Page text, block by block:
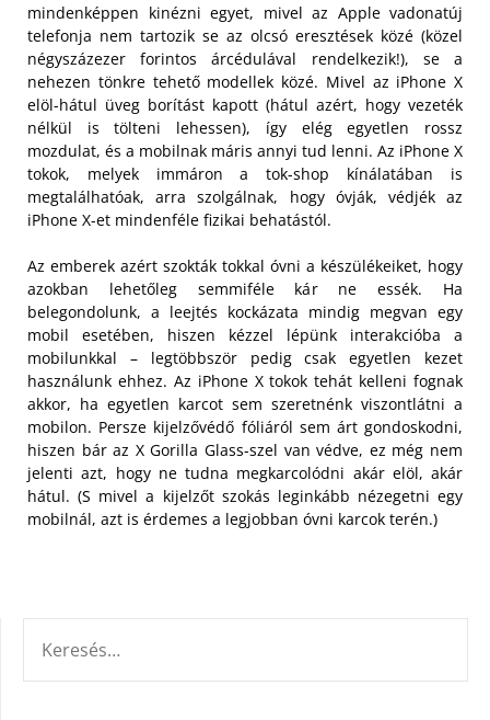
mindenképpen kinézni egyet, mivel az Apple vadonatúj
telefonja nem tartozik se az olcsó eresztések közé (közel
négyszázezer forintos árcédulával rendelkezik!), se a
nehezen tönkre tehető modellek közé. Mivel az iPhone X
elöl-hátul üveg borítást kapott (hátul azért, hogy vezeték
nélkül is tölteni lehessen), így elég egyetlen rossz
mozdulat, és a mobilnak máris annyi tud lenni. Az iPhone X
tokok, melyek immáron a tok-shop kínálatában is
megtalálhatóak, arra szolgálnak, hogy óvják, védjék az
iPhone X-et mindenféle fizikai behatástól.
Az emberek azért szokták tokkal óvni a készülékeiket, hogy
azokban lehetőleg semmiféle kár ne essék. Ha
belegondolunk, a leejtés kockázata mindig megvan egy
mobil esetében, hiszen kézzel lépünk interakcióba a
mobilunkkal – legtöbbször pedig csak egyetlen kezet
használunk ehhez. Az iPhone X tokok tehát kelleni fognak
akkor, ha egyetlen karcot sem szeretnénk viszontlátni a
mobilon. Persze kijelzővédő fóliáról sem árt gondoskodni,
hiszen bár az X Gorilla Glass-szel van védve, ez még nem
jelenti azt, hogy ne tudna megkarcolódni akár elöl, akár
hátul. (S mivel a kijelzőt szokás leginkább nézegetni egy
mobilnál, azt is érdemes a legjobban óvni karcok terén.)